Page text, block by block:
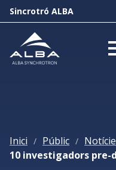
Sincrotró ALBA
Inici / Públic /